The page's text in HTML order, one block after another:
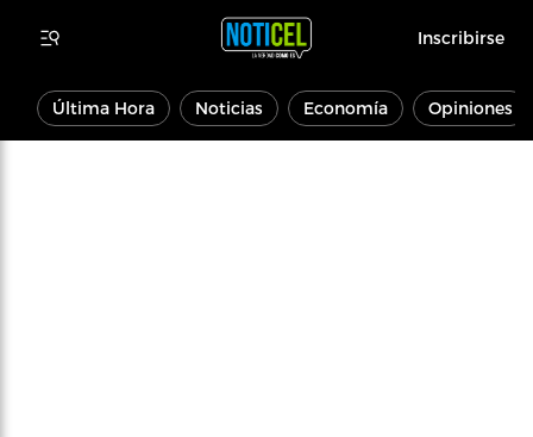
Inscribirse
Última Hora Noticias Economía Opiniones